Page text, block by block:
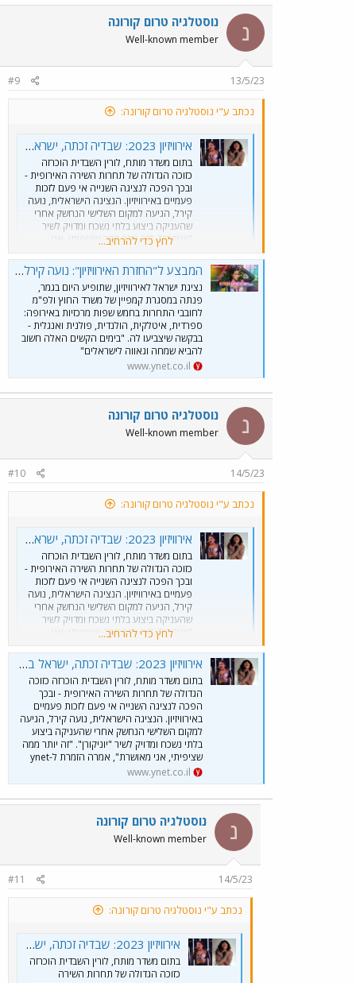
נ נוסטלגיה טרום קורונה
Well-known member
13/5/23
#9
נכתב ע"י נוסטלגיה טרום קורונה:
אירוויזיון 2023: שבדיה זכתה, ישראל במקום השלישי
בתום משדר מותח, לורין השבדית הוכרזה
כזוכה הגדולה של תחרות השירה האירופית -
ובכך הפכה לנציגה השנייה אי פעם לזכות
פעמיים באירוויזיון. הנציגה הישראלית, נועה
קירל, הגיעה למקום השלישי הנחשק אחרי
שהעניקה ביצוע בלתי נשכח ומדויק לשיר
"יוניקורן". "זה יותר ממה שציפיתי, אני
מאושרת", אמרה הזמרת ל-ynet
www.ynet.co.il
לחץ כדי להרחיב...
המבצע ל"החזרת האירוויזיון": נועה קירל קוראת להצביע לה בפולנית ובהולנדית | צפו
נציגת ישראל לאירוויזיון, שתופיע היום בגמר,
פנתה במסגרת קמפיין של משרד החוץ ולפ"מ
לחובבי התחרות בחמש שפות מרכזיות באירופה:
ספרדית, איטלקית, הולנדית, פולנית ואנגלית -
בבקשה שיצביעו לה. "בימים הקשים האלה חשוב
להביא שמחה וגאווה לישראלים"
www.ynet.co.il
נ נוסטלגיה טרום קורונה
Well-known member
14/5/23
#10
נכתב ע"י נוסטלגיה טרום קורונה:
אירוויזיון 2023: שבדיה זכתה, ישראל במקום השלישי
בתום משדר מותח, לורין השבדית הוכרזה
כזוכה הגדולה של תחרות השירה האירופית -
ובכך הפכה לנציגה השנייה אי פעם לזכות
פעמיים באירוויזיון. הנציגה הישראלית, נועה
קירל, הגיעה למקום השלישי הנחשק אחרי
שהעניקה ביצוע בלתי נשכח ומדויק לשיר
"יוניקורן". "זה יותר ממה שציפיתי, אני
www.ynet.co.il
לחץ כדי להרחיב...
אירוויזיון 2023: שבדיה זכתה, ישראל במקום השלישי
בתום משדר מותח, לורין השבדית הוכרזה כזוכה
הגדולה של תחרות השירה האירופית - ובכך
הפכה לנציגה השנייה אי פעם לזכות פעמיים
באירוויזיון. הנציגה הישראלית, נועה קירל, הגיעה
למקום השלישי הנחשק אחרי שהעניקה ביצוע
בלתי נשכח ומדויק לשיר "יוניקורן". "זה יותר ממה
שציפיתי, אני מאושרת", אמרה הזמרת ל-ynet
www.ynet.co.il
נ נוסטלגיה טרום קורונה
Well-known member
14/5/23
#11
נכתב ע"י נוסטלגיה טרום קורונה:
אירוויזיון 2023: שבדיה זכתה, ישראל במקום השלישי
בתום משדר מותח, לורין השבדית הוכרזה
כזוכה הגדולה של תחרות השירה